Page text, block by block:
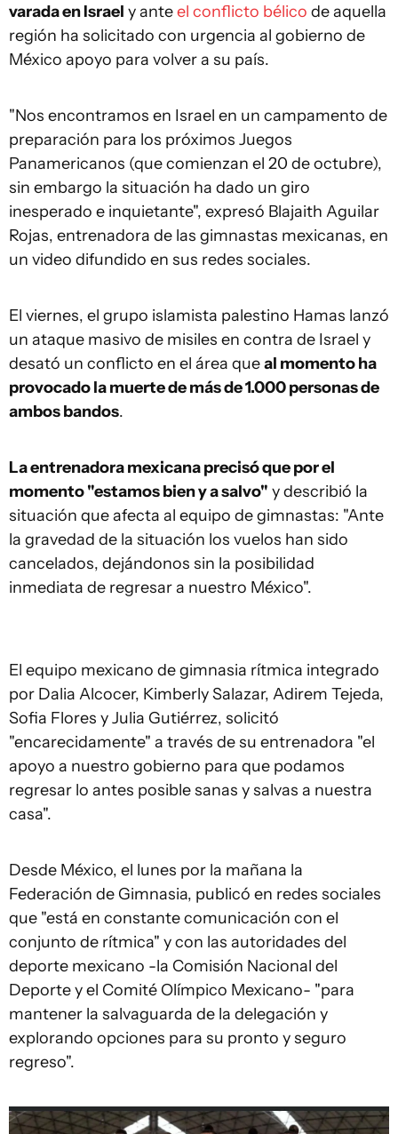
varada en Israel y anteel conflicto bélico de aquella
región ha solicitado con urgencia al gobierno de
México apoyo para volver a su país.
"Nos encontramos en Israel en un campamento de
preparación para los próximos Juegos
Panamericanos (que comienzan el 20 de octubre),
sin embargo la situación ha dado un giro
inesperado e inquietante", expresó Blajaith Aguilar
Rojas, entrenadora de las gimnastas mexicanas, en
un video difundido en sus redes sociales.
El viernes, el grupo islamista palestino Hamas lanzó
un ataque masivo de misiles en contra de Israel y
desató un conflicto en el área queal momento ha
provocado la muerte de más de 1.000 personas de
ambos bandos.
La entrenadora mexicana precisó que por el
momento "estamos bien y a salvo" y describió la
situación que afecta al equipo de gimnastas: "Ante
la gravedad de la situación los vuelos han sido
cancelados, dejándonos sin la posibilidad
inmediata de regresar a nuestro México".
El equipo mexicano de gimnasia rítmica integrado
por Dalia Alcocer, Kimberly Salazar, Adirem Tejeda,
Sofia Flores y Julia Gutiérrez, solicitó
"encarecidamente" a través de su entrenadora "el
apoyo a nuestro gobierno para que podamos
regresar lo antes posible sanas y salvas a nuestra
casa".
Desde México, el lunes por la mañana la
Federación de Gimnasia, publicó en redes sociales
que "está en constante comunicación con el
conjunto de rítmica" y con las autoridades del
deporte mexicano -la Comisión Nacional del
Deporte y el Comité Olímpico Mexicano- "para
mantener la salvaguarda de la delegación y
explorando opciones para su pronto y seguro
regreso".